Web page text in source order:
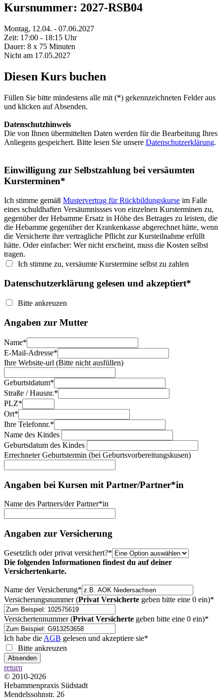
Kursnummer: 2027-RSB04
Montag, 12.04. - 07.06.2027
Zeit: 17:00 - 18:15 Uhr
Dauer: 8 x 75 Minuten
Nicht am 17.05.2027
Diesen Kurs buchen
Füllen Sie bitte mindestens alle mit (*) gekennzeichneten Felder aus
und klicken auf Absenden.
Datenschutzhinweis
Die von Ihnen übermittelten Daten werden für die Bearbeitung Ihres
Anliegens gespeichert. Bitte lesen Sie unsere Datenschutzerklärung.
Einwilligung zur Selbstzahlung bei versäumten
Kursterminen*
Ich stimme gemäß Mustervertrag für Rückbildungskurse im Falle
eines schuldhaften Versäumnissses von einzelnen Kursterminen zu,
gegenüber der Hebamme Ersatz in Höhe des Betrages zu leisten, die
die Hebamme gegenüber der Krankenkasse abgerechnet hätte, wenn
die Versicherte ihre vertragliche Pflicht zur Kursteilnahme erfüllt
hätte. Oder einfacher: Wer nicht erscheint, muss die Kosten selbst
tragen.
Ich stimme zu, versäumte Kurstermine selbst zu zahlen
Datenschutzerklärung gelesen und akzeptiert*
Bitte ankreuzen
Angaben zur Mutter
Name*
E-Mail-Adresse*
Ihre Website-url (Bitte nicht ausfüllen)
Geburtstdatum*
Straße / Hausnr.*
PLZ*
Ort*
Ihre Telefonnr.*
Name des Kindes
Geburtsdatum des Kindes
Errechneter Geburtstermin (bei Geburtsvorbereitungskusen)
Angaben bei Kursen mit Partner/Partner*in
Name des Partners/der Partner*in
Angaben zur Versicherung
Gesetzlich oder privat versichert?*
Die folgenden Informationen findest du auf deiner
Versichertenkarte.
Name der Versicherung*
Versicherungsnummer (Privat Versicherte geben bitte eine 0 ein)*
Versichertennummer (Privat Versicherte geben bitte eine 0 ein)*
Ich habe die AGB gelesen und akzeptiere sie*
Bitte ankreuzen
return
© 2010-2026
Hebammenpraxis Südstadt
Mendelssohnstr. 26